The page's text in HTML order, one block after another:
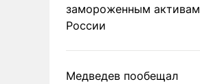
замороженным активам
России
Медведев пообещал